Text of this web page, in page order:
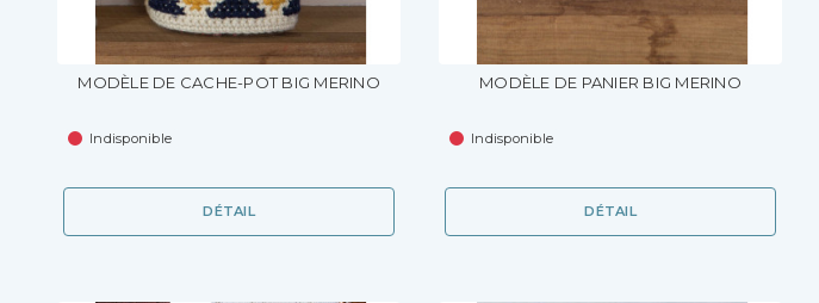
MODÈLE DE CACHE-POT BIG MERINO
Indisponible
DÉTAIL
MODÈLE DE PANIER BIG MERINO
Indisponible
DÉTAIL